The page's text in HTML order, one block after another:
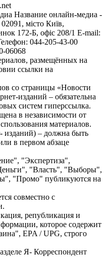
Название онлайн-медиа -
місто Київ,
172-Б, офіс 208/1 E-mail:
044-205-43-00
06068
размещённых на
ссылки на
со страницы «Новости
изданий – обязательна
систем гиперссылка.
в независимости от
материалов.
изданий) – должна быть
в первом абзаце
"Экспертиза",
"Власть", "Выборы",
"Промо" публикуются на
совместно с
републикация и
которое содержит
EPA / UPG, строго
Я- Корреспондент